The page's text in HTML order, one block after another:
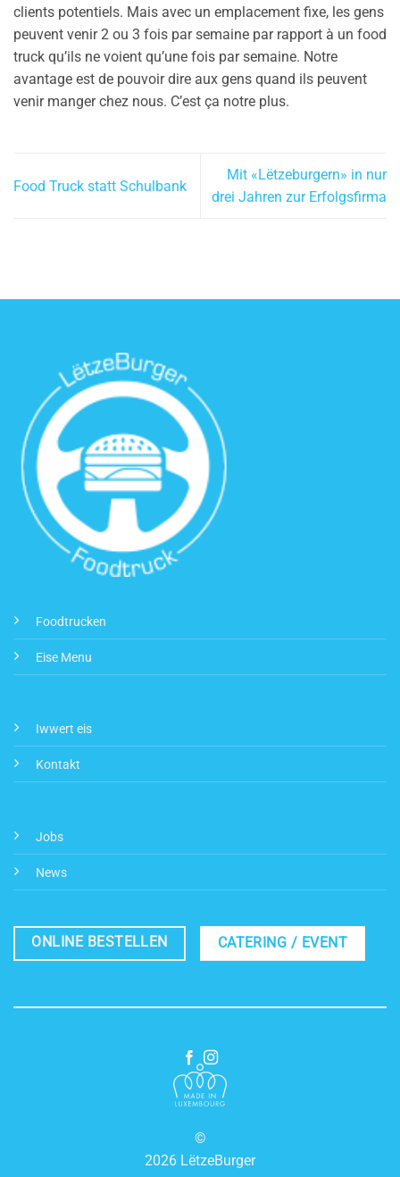
clients potentiels. Mais avec un emplacement fixe, les gens
peuvent venir 2 ou 3 fois par semaine par rapport à un food
truck qu’ils ne voient qu’une fois par semaine. Notre
avantage est de pouvoir dire aux gens quand ils peuvent
venir manger chez nous. C’est ça notre plus.
Food Truck statt Schulbank
Mit «Lëtzeburgern» in nur
drei Jahren zur Erfolgsfirma
Foodtrucken
Eise Menu
Iwwert eis
Kontakt
Jobs
News
ONLINE BESTELLEN CATERING / EVENT
©
2026 LëtzeBurger